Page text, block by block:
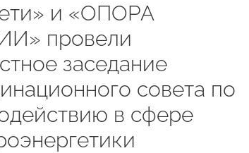
и «ОПОРА
провели
заседание
совета по
в сфере